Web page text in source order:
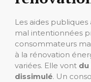
Les aides
mal intentionnées
consommateurs
à la rénovation
variées. Elle vont du
dissimulé. Un